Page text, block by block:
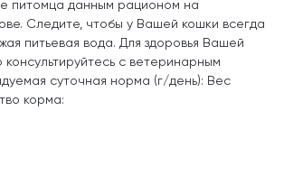
питомца данным рационом на
Следите, чтобы у Вашей кошки всегда
питьевая вода. Для здоровья Вашей
консультируйтесь с ветеринарным
суточная норма (г/день): Вес
корма: